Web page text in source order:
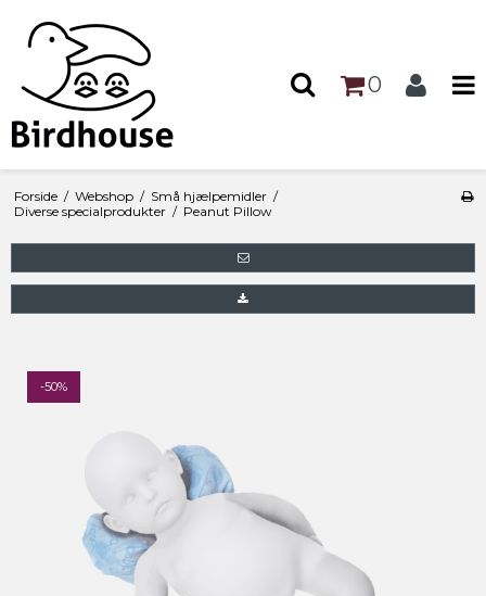
0
Forside / Webshop / Små hjælpemidler /
Diverse specialprodukter / Peanut Pillow
-50%